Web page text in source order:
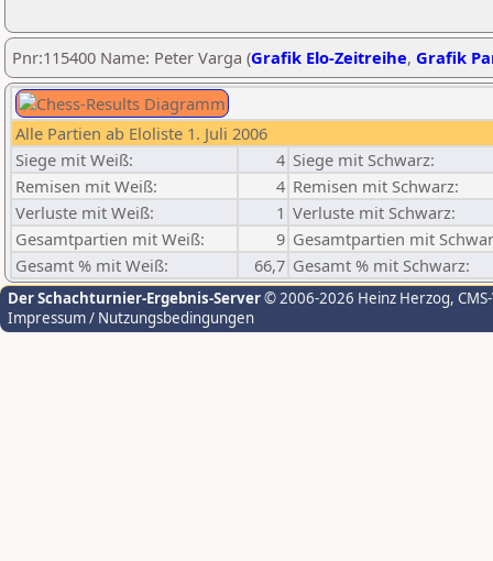
Pnr:115400 Name: Peter Varga (Grafik Elo-Zeitreihe, Grafik
Alle Partien ab Eloliste 1. Juli 2006
Siege mit Weiß:
4 Siege mit Schwarz:
Remisen mit Weiß:
4 Remisen mit Schwarz:
Verluste mit Weiß:
1 Verluste mit Schwarz:
Gesamtpartien mit Weiß:
9 Gesamtpartien mit
Gesamt % mit Weiß:
66,7 Gesamt % mit Schwarz:
Der Schachturnier-Ergebnis-Server© 2006-2026 Heinz Herzog,
Impressum / Nutzungsbedingungen